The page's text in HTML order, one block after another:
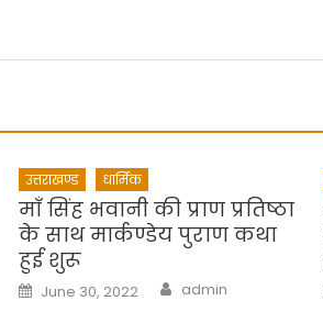
उत्तराखण्ड धार्मिक
माँ सिंह भवानी की प्राण प्रतिष्ठा
के साथ मार्कण्डेय पुराण कथा
हुई शुरू
Posted
on
June 30, 2022 Author
admin